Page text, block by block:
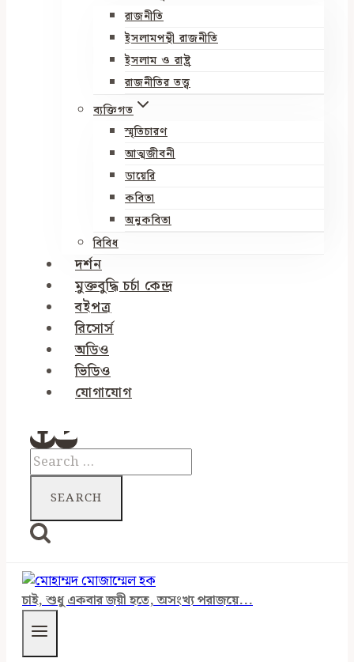
রাজনীতি
ইসলামপন্থী রাজনীতি
ইসলাম ও রাষ্ট্র
রাজনীতির তত্ত্ব
ব্যক্তিগত
স্মৃতিচারণ
আত্মজীবনী
ডায়েরি
কবিতা
অনুকবিতা
বিবিধ
দর্শন
মুক্তবুদ্ধি চর্চা কেন্দ্র
বইপত্র
রিসোর্স
অডিও
ভিডিও
যোগাযোগ
Search
for:
চাই, শুধু একবার জয়ী হতে, অসংখ্য পরাজয়ে...